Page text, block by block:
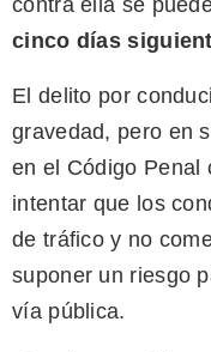
cinco días
El delito por
gravedad, pero en
en el Código Penal
intentar que los
de tráfico y no
suponer un riesgo
vía pública.